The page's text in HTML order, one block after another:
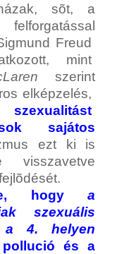
sõt, a
Freud
mint
szerint
elképzelés,
szexualitást
sajátos
ezt ki is
visszavetve
hogy
a
szexuális
a 4. helyen
és a